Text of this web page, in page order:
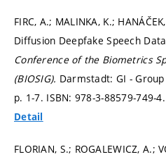
FIRC, A.; MALINKA, K.;
Diffusion Deepfake Speech
Conference of the Biometrics
(BIOSIG). Darmstadt: GI -
p. 1-7. ISBN: 978-3-88579-749-4.
Detail
FLORIAN, S.; ROGALEWICZ, A.;